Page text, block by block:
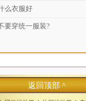
么衣服好
要穿统一服装?
返回顶部 ^